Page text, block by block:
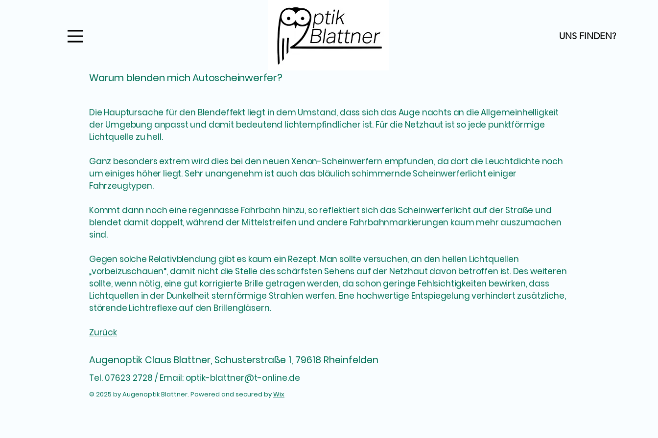
UNS FINDEN?
Warum blenden mich Autoscheinwerfer?
Die Hauptursache für den Blendeffekt liegt in dem Umstand, dass sich das Auge nachts an die Allgemeinhelligkeit
der Umgebung anpasst und damit bedeutend lichtempfindlicher ist. Für die Netzhaut ist so jede punktförmige
Lichtquelle zu hell.
Ganz besonders extrem wird dies bei den neuen Xenon-Scheinwerfern empfunden, da dort die Leuchtdichte noch
um einiges höher liegt. Sehr unangenehm ist auch das bläulich schimmernde Scheinwerferlicht einiger
Fahrzeugtypen.
Kommt dann noch eine regennasse Fahrbahn hinzu, so reflektiert sich das Scheinwerferlicht auf der Straße und
blendet damit doppelt, während der Mittelstreifen und andere Fahrbahnmarkierungen kaum mehr auszumachen
sind.
Gegen solche Relativblendung gibt es kaum ein Rezept. Man sollte versuchen, an den hellen Lichtquellen
„vorbeizuschauen“, damit nicht die Stelle des schärfsten Sehens auf der Netzhaut davon betroffen ist. Des weiteren
sollte, wenn nötig, eine gut korrigierte Brille getragen werden, da schon geringe Fehlsichtigkeiten bewirken, dass
Lichtquellen in der Dunkelheit sternförmige Strahlen werfen. Eine hochwertige Entspiegelung verhindert zusätzliche,
störende Lichtreflexe auf den Brillengläsern.
Zurück
Augenoptik Claus Blattner, Schusterstraße 1, 79618 Rheinfelden
Tel. 07623 2728 / Email: optik-blattner@t-online.de
© 2025 by Augenoptik Blattner. Powered and secured byWix